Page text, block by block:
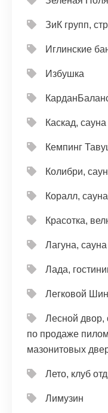
ЗиК групп,
Иглинские
Избушка
Каскад, сауна
Кемпинг
Колибри,
Коралл, сауна
Красотка,
Лагуна, сауна
Лада,
Легковой
Лесной двор,
по продаже
мазонитовых
Лето, клуб
Лимузин